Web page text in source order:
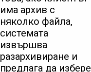
има архив с
няколко файла,
системата
извършва
разархивиране и
предлага да избере